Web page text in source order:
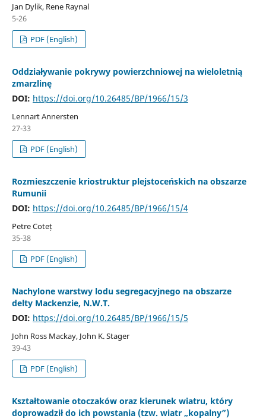
Jan Dylik, Rene Raynal
5-26
PDF (English)
Oddziaływanie pokrywy powierzchniowej na wieloletnią
zmarzlinę
DOI: https://doi.org/10.26485/BP/1966/15/3
Lennart Annersten
27-33
PDF (English)
Rozmieszczenie kriostruktur plejstoceńskich na obszarze
Rumunii
DOI: https://doi.org/10.26485/BP/1966/15/4
Petre Coteț
35-38
PDF (English)
Nachylone warstwy lodu segregacyjnego na obszarze
delty Mackenzie, N.W.T.
DOI: https://doi.org/10.26485/BP/1966/15/5
John Ross Mackay, John K. Stager
39-43
PDF (English)
Kształtowanie otoczaków oraz kierunek wiatru, który
doprowadził do ich powstania (tzw. wiatr „kopalny”)